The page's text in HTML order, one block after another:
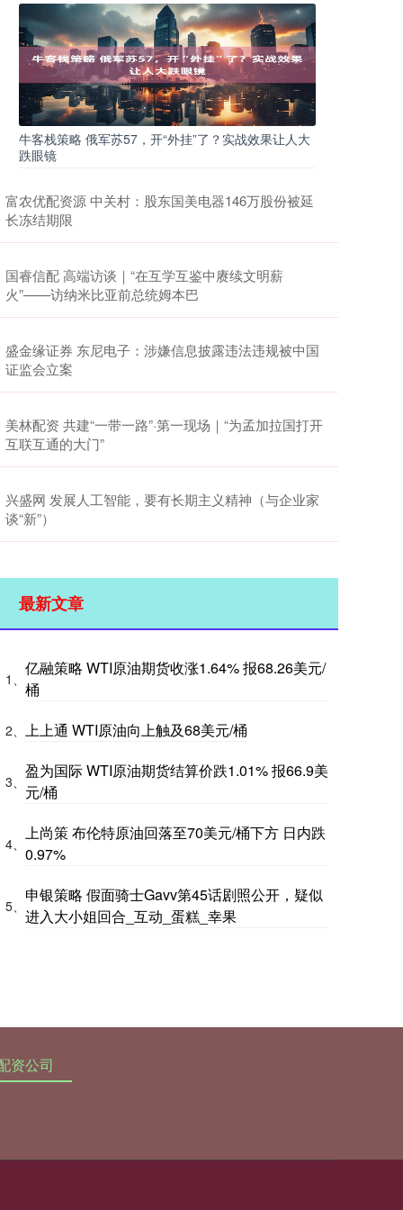
牛客栈策略 俄军苏57，开“外挂”了？实战效果让人大
跌眼镜
富农优配资源 中关村：股东国美电器146万股份被延
长冻结期限
国睿信配 高端访谈｜“在互学互鉴中赓续文明薪
火”——访纳米比亚前总统姆本巴
盛金缘证券 东尼电子：涉嫌信息披露违法违规被中国
证监会立案
美林配资 共建“一带一路”·第一现场｜“为孟加拉国打开
互联互通的大门”
兴盛网 发展人工智能，要有长期主义精神（与企业家
谈“新”）
最新文章
1、
亿融策略 WTI原油期货收涨1.64% 报68.26美元/
桶
2、 上上通 WTI原油向上触及68美元/桶
3、
盈为国际 WTI原油期货结算价跌1.01% 报66.9美
元/桶
4、
上尚策 布伦特原油回落至70美元/桶下方 日内跌
0.97%
5、
申银策略 假面骑士Gavv第45话剧照公开，疑似
进入大小姐回合_互动_蛋糕_幸果
资公司